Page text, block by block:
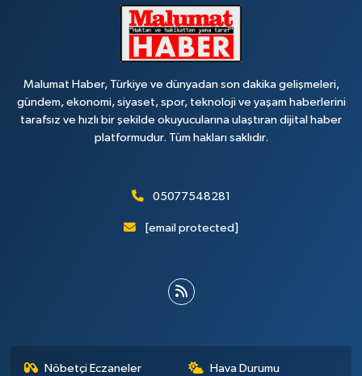
Malumat Haber, Türkiye ve dünyadan son dakika gelişmeleri,
gündem, ekonomi, siyaset, spor, teknoloji ve yaşam haberlerini
tarafsız ve hızlı bir şekilde okuyucularına ulaştıran dijital haber
platformudur. Tüm hakları saklıdır.
05077548281
[email protected]
Nöbetçi Eczaneler Hava Durumu